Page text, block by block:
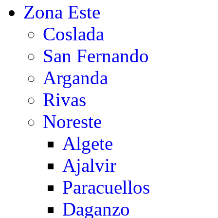
Zona Este
Coslada
San Fernando
Arganda
Rivas
Noreste
Algete
Ajalvir
Paracuellos
Daganzo